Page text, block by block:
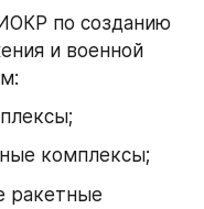
по созданию
и военной
комплексы;
ракетные